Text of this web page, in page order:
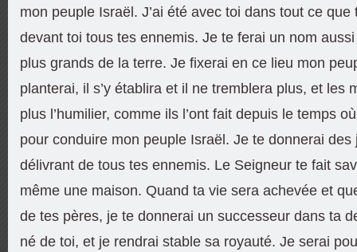
mon peuple Israël. J’ai été avec toi dans tout ce que
devant toi tous tes ennemis. Je te ferai un nom
plus grands de la terre. Je fixerai en ce lieu mon
planterai, il s’y établira et il ne tremblera plus, et les
plus l’humilier, comme ils l’ont fait depuis le temps
pour conduire mon peuple Israël. Je te donnerai
délivrant de tous tes ennemis. Le Seigneur te fait
même une maison. Quand ta vie sera achevée et
de tes pères, je te donnerai un successeur dans ta
né de toi, et je rendrai stable sa royauté. Je serai